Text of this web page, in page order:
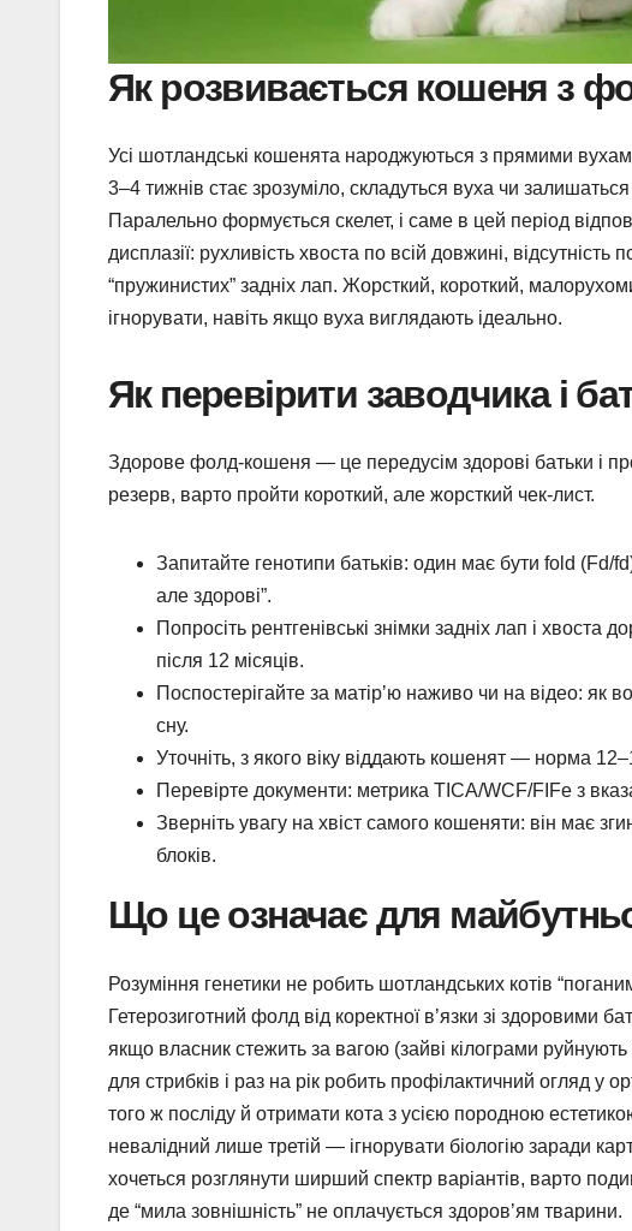
Як розвивається кошеня з
Усі шотландські кошенята народжуються з прямими
3–4 тижнів стає зрозуміло, складуться вуха чи
Паралельно формується скелет, і саме в цей період
дисплазії: рухливість хвоста по всій довжині,
“пружинистих” задніх лап. Жорсткий, короткий,
ігнорувати, навіть якщо вуха виглядають ідеально.
Як перевірити заводчика і
Здорове фолд-кошеня — це передусім здорові батьки і
резерв, варто пройти короткий, але жорсткий чек-лист.
Запитайте генотипи батьків: один має бути fold
але здорові”.
Попросіть рентгенівські знімки задніх лап і хвоста
після 12 місяців.
Поспостерігайте за матірʼю наживо чи на відео: як
сну.
Уточніть, з якого віку віддають кошенят — норма
Перевірте документи: метрика TICA/WCF/FIFe з
Зверніть увагу на хвіст самого кошеняти: він має
блоків.
Що це означає для
Розуміння генетики не робить шотландських котів
Гетерозиготний фолд від коректної вʼязки зі здоровими
якщо власник стежить за вагою (зайві кілограми руйнують
для стрибків і раз на рік робить профілактичний огляд
того ж посліду й отримати кота з усією породною
невалідний лише третій — ігнорувати біологію заради
хочеться розглянути ширший спектр варіантів, варто
де “мила зовнішність” не оплачується здоровʼям тварини.